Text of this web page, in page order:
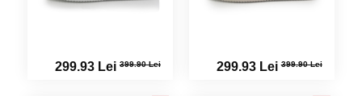
299.93 Lei 399.90 Lei 299.93 Lei399.90 Lei